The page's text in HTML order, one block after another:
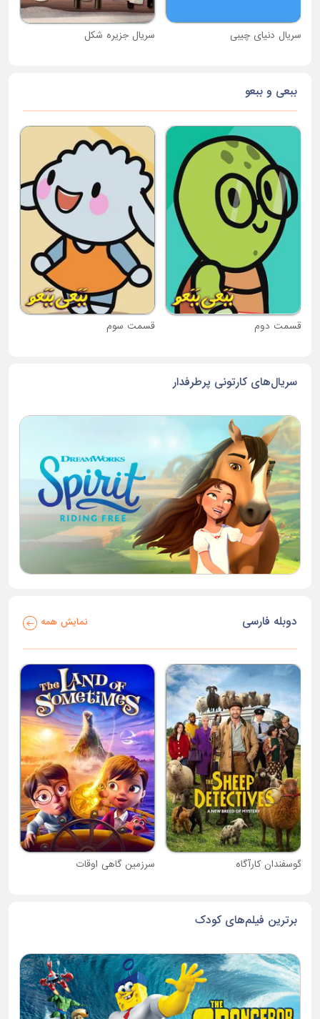
سریال دنیای چیبی سریال جزیره شکل
ببعی و ببعو
قسمت دوم قسمت سوم
سریال‌های کارتونی پرطرفدار
دوبله فارسی نمایش همه
گوسفندان کارآگاه سرزمین گاهی اوقات
برترین فیلم‌های کودک